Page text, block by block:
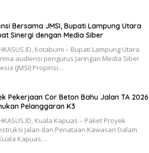
Bersama JMSI, Bupati Lampung Utara
Sinergi dengan Media Siber
Kotabumi – Bupati Lampung Utara
audiensi pengurus Jaringan Media Siber
(JMSI) Propinsi…
Pekerjaan Cor Beton Bahu Jalan TA 2026
Pelanggaran K3
Kuala Kapuas – Paket Proyek
Jalan dan Penataan Kawasan Dalam
Kapuas…